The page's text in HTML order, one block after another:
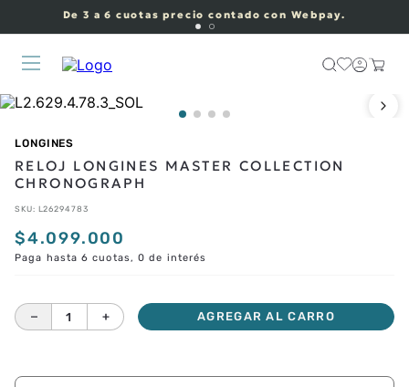
De 3 a 6 cuotas precio contado con Webpay.
LONGINES
RELOJ LONGINES MASTER COLLECTION
CHRONOGRAPH
SKU: L26294783
$4.099.000
Paga hasta 6 cuotas, 0 de interés
＋
－ AGREGAR AL CARRO